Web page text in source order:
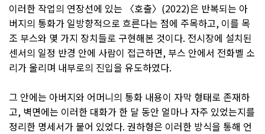
이러한 작업의 연장선에 있는 〈호출〉(2022)은 반복되는 아
버지의 통화가 일방향적으로 흐른다는 점에 주목하고, 이를 목
조 부스와 몇 가지 장치들로 구현해본 것이다. 전시장에 설치된
센서의 일정 반경 안에 사람이 접근하면, 부스 안에서 전화벨 소
리가 울리며 내부로의 진입을 유도하였다.
그 안에는 아버지와 어머니의 통화 내용이 자막 형태로 존재하
고, 벽면에는 이러한 대화가 한 달 동안 얼마나 자주 있었는지를
정리한 명세서가 붙어 있었다. 권하형은 이러한 방식을 통해 언